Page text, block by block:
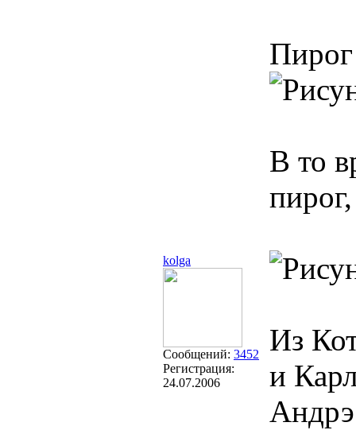
kolga
Сообщений: 3452
Регистрация:
24.07.2006
В то
Из
и